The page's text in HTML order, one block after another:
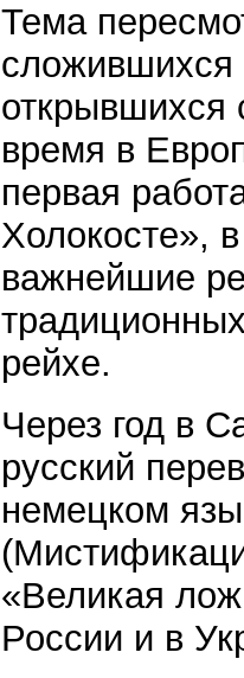
Тема
сложившихся
открывшихся
время в
первая
Холокосте»,
важнейшие
рейхе.
Через год в
русский
немецком
«Великая
России и в